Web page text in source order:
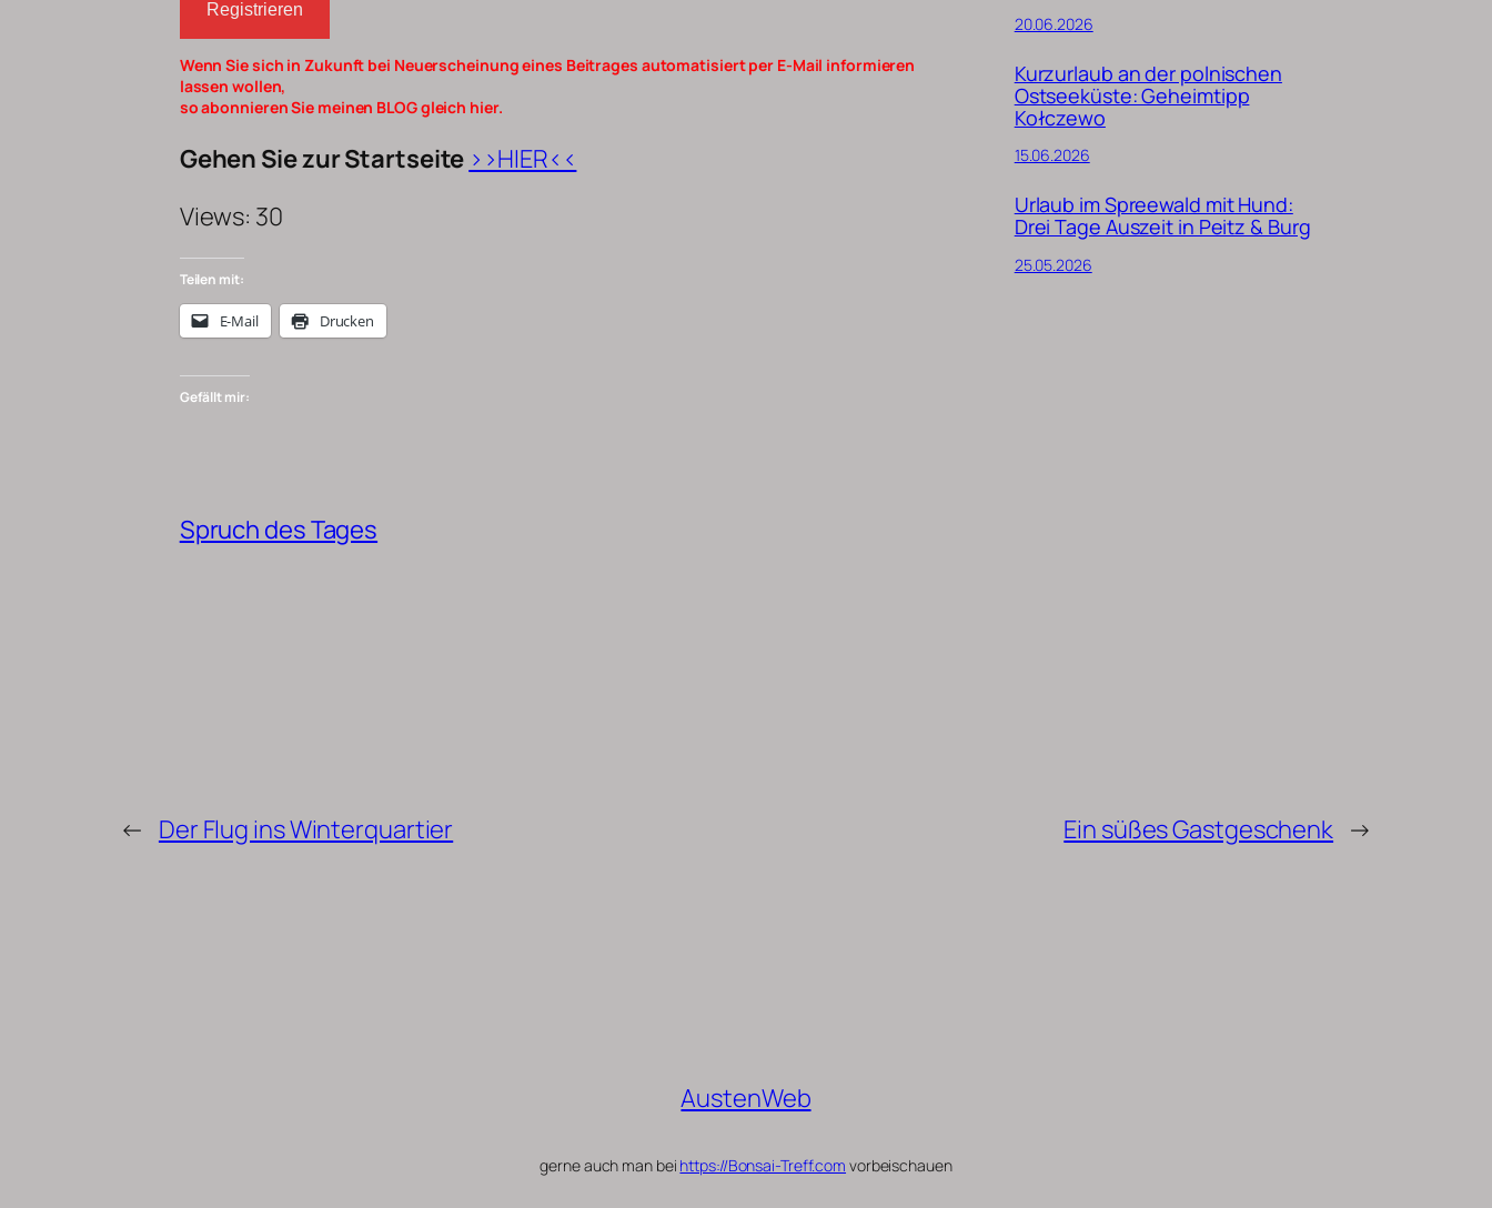
Registrieren
Wenn Sie sich in Zukunft bei Neuerscheinung eines Beitrages automatisiert per E-Mail informieren
lassen wollen,
so abonnieren Sie meinen BLOG gleich hier.
Gehen Sie zur Startseite >>HIER<<
Views: 30
Teilen mit:
E-Mail Drucken
Gefällt mir:
Spruch des Tages
20.06.2026
Kurzurlaub an der polnischen
Ostseeküste: Geheimtipp
Kołczewo
15.06.2026
Urlaub im Spreewald mit Hund:
Drei Tage Auszeit in Peitz & Burg
25.05.2026
← Der Flug ins Winterquartier Ein süßes Gastgeschenk →
AustenWeb
gerne auch man bei https://Bonsai-Treff.com vorbeischauen